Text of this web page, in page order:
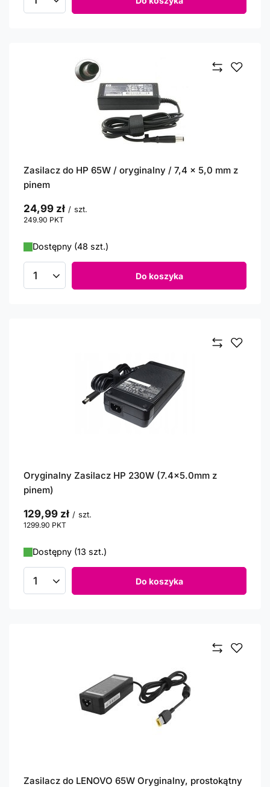
Ilość produktów
Zasilacz do HP 65W / oryginalny / 7,4 x 5,0 mm z
pinem
24,99 zł / szt.
249.90 PKT
Dostępny (48 szt.)
Ilość produktów Do koszyka
Oryginalny Zasilacz HP 230W (7.4x5.0mm z
pinem)
129,99 zł / szt.
1299.90 PKT
Dostępny (13 szt.)
Ilość produktów Do koszyka
Zasilacz do LENOVO 65W Oryginalny, prostokątny